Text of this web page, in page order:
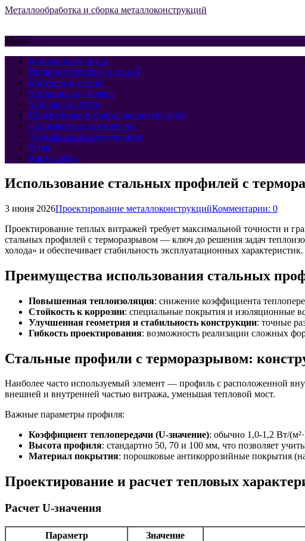
Металлообработка и сборка металлоконструкций
Меню
Безопасность труда
Виды металлоконструкций
Контроль качества
Материалы и сплавы
Монтаж и сборка
Проектирование металлоконструкций
Современные технологии
Технологии и оборудование
О нас
Карта сайта
Использование стальных профилей с
3 июня 2026Проектирование металлоконструкцийКомментарии: 0
Проектирование теплых витражей требует максимальной точности и
стальных профилей с терморазрывом — ключ до решения задач
холода» и обеспечивает стабильность эксплуатационных характеристик.
Преимущества использования стальных
Повышенная теплоизоляция: снижение коэффициента
Стойкость к коррозии: специальные покрытия и изоляционные
Улучшенная геометрия и стабильность конструкции: точные
Гибкость проектирования: возможность реализации сложных
Стальные профили с терморазрывом:
Наиболее часто используемый элемент — профиль с расположенной
внешней и внутренней частью витража, уменьшая тепловой мост.
Важные параметры профиля:
Коэффициент теплопередачи (U-значение): обычно 1,0-1,2 Вт/
Высота профиля: стандартно 50, 70 и 100 мм, что позволяет
Материал покрытия: порошковые антикоррозийные покрытия
Проектирование и расчет тепловых
Расчет U-значения
Параметр Значение